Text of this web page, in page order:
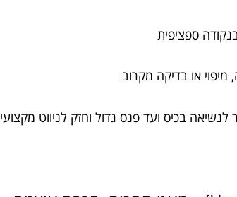
ספציפית
או בדיקה מקרוב
בכיס ועד פנס גדול וחזק לניווט מקצועי